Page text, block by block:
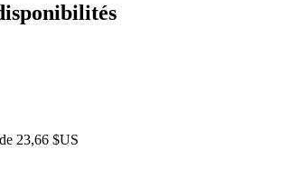
23,66 $US